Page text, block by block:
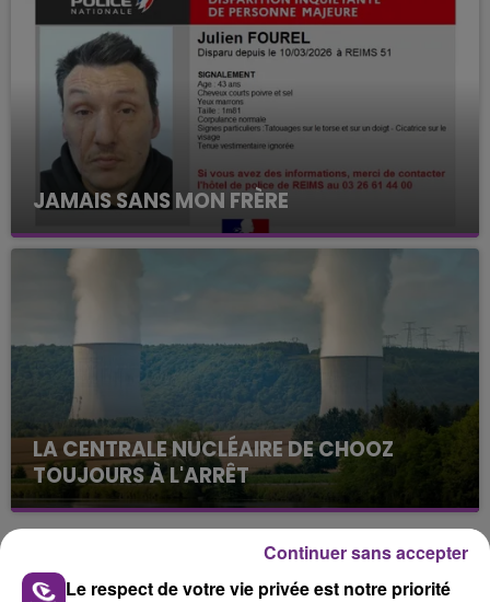
JAMAIS SANS MON FRÈRE
Julien Fourel n'a plus donné signé de vie depuis 5
mois. Sa sœur poursuit ses recherches pour le
retrouver.
LA CENTRALE NUCLÉAIRE DE CHOOZ
TOUJOURS À L'ARRÊT
Cela fait déjà une semaine que la centrale
nucléaire ardennaise est à l'arrêt. Une situation
justifiée par la sécheresse intense qui est toujours
présente.
TITRES DIFFUSÉS
Le respect de votre vie privée est notre priorité
Continuer sans accepter